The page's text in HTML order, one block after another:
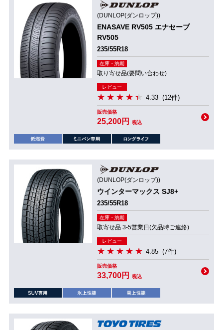
(DUNLOP(ダンロップ))
ENASAVE RV505 エナセーブ
RV505
235/55R18
在庫・納期
取り寄せ品(要問い合わせ)
レビュー
4.33 (12件)
販売価格
25,200円 税込
(DUNLOP(ダンロップ))
ウインターマックス SJ8+
235/55R18
在庫・納期
取寄せ品 3-5営業日(欠品時ご連絡)
レビュー
4.85 (7件)
販売価格
33,700円 税込